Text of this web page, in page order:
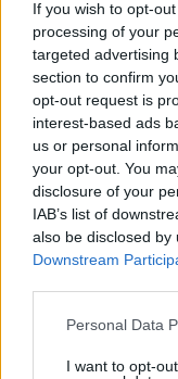
If you wish to opt-
processing of your
targeted advertising
section to confirm
opt-out request is
interest-based ads
us or personal
your opt-out. You
disclosure of your
IAB’s list of
also be disclosed
Downstream
Please note that
not limited to your
Personal Data
I want to opt-
06.08.2026, 14:45
Με κλαρίνα και
τελευταίο αντίο
A' Νεκροταφείο,
οικογένειά του
06.08.2026, 13:10
τελευταίο μήνυμα
τα τέσσερα παιδιά